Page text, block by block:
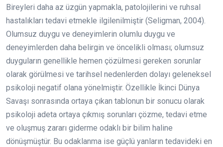
Bireyleri daha az üzgün yapmakla, patolojilerini ve ruhsal
hastalıkları tedavi etmekle ilgilenilmiştir (Seligman, 2004).
Olumsuz duygu ve deneyimlerin olumlu duygu ve
deneyimlerden daha belirgin ve öncelikli olması; olumsuz
duyguların genellikle hemen çözülmesi gereken sorunlar
olarak görülmesi ve tarihsel nedenlerden dolayı geleneksel
psikoloji negatif olana yönelmiştir. Özellikle İkinci Dünya
Savaşı sonrasında ortaya çıkan tablonun bir sonucu olarak
psikoloji adeta ortaya çıkmış sorunları çözme, tedavi etme
ve oluşmuş zararı giderme odaklı bir bilim haline
dönüşmüştür. Bu odaklanma ise güçlü yanların tedavideki en